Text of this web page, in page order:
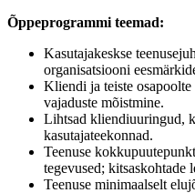
Õppeprogrammi teemad:
Kasutajakeskse
organisatsiooni
Kliendi ja teiste
vajaduste mõistmine.
Lihtsad kliendiuuringud,
kasutajateekonnad.
Teenuse
tegevused; kitsaskohtade
Teenuse minimaalselt